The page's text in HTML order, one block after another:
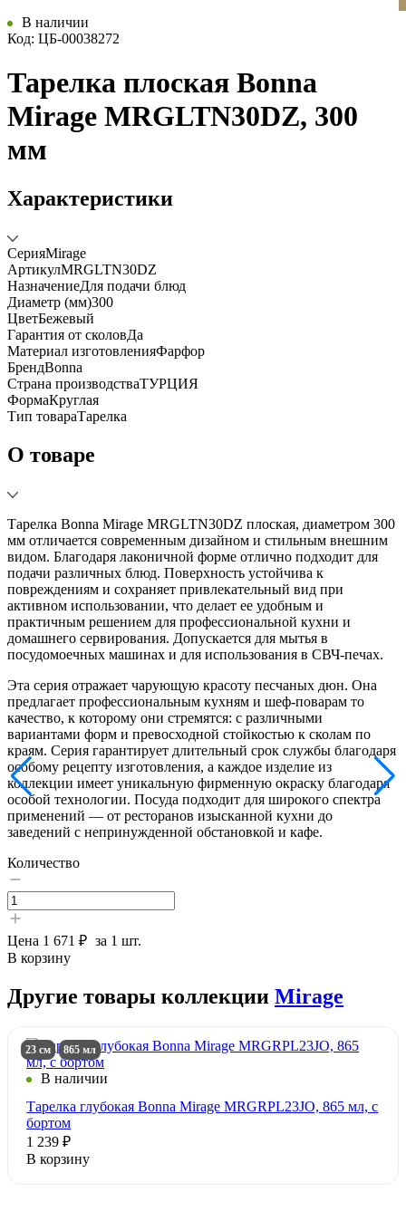
В наличии
Код: ЦБ-00038272
Тарелка плоская Bonna
Mirage MRGLTN30DZ, 300
мм
Характеристики
СерияMirage
АртикулMRGLTN30DZ
НазначениеДля подачи блюд
Диаметр (мм)300
ЦветБежевый
Гарантия от сколовДа
Материал изготовленияФарфор
БрендBonna
Страна производстваТУРЦИЯ
ФормаКруглая
Тип товараТарелка
О товаре
Тарелка Bonna Mirage MRGLTN30DZ плоская, диаметром 300
мм отличается современным дизайном и стильным внешним
видом. Благодаря лаконичной форме отлично подходит для
подачи различных блюд. Поверхность устойчива к
повреждениям и сохраняет привлекательный вид при
активном использовании, что делает ее удобным и
практичным решением для профессиональной кухни и
домашнего сервирования. Допускается для мытья в
посудомоечных машинах и для использования в СВЧ-печах.
Эта серия отражает чарующую красоту песчаных дюн. Она
предлагает профессиональным кухням и шеф-поварам то
качество, к которому они стремятся: с различными
вариантами форм и превосходной стойкостью к сколам по
краям. Серия гарантирует длительный срок службы благодаря
особому рецепту изготовления, а каждое изделие из
коллекции имеет уникальную фирменную окраску благодаря
особой технологии. Посуда подходит для широкого спектра
применений — от ресторанов изысканной кухни до
заведений с непринужденной обстановкой и кафе.
Количество
Цена 1 671 ₽ за 1 шт.
В корзину
Другие товары коллекции Mirage
23 см 865 мл
В наличии
Тарелка глубокая Bonna Mirage MRGRPL23JO, 865 мл, с
бортом
1 239 ₽
В корзину